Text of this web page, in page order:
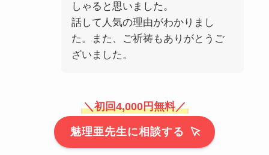
しゃると思いました。
話して人気の理由がわかりまし
た。また、ご祈祷もありがとうご
ざいました。
＼初回4,000円無料／
魅理亜先生に相談する